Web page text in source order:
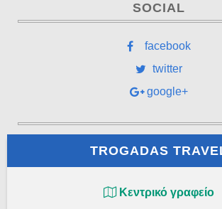
SOCIAL
facebook
twitter
google+
TROGADAS
Κεντρικό γραφείο